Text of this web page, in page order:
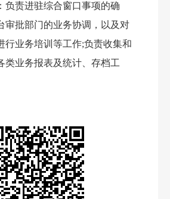
负责进驻综合窗口事项的确
审批部门的业务协调，以及对
行业务培训等工作;负责收集和
类业务报表及统计、存档工